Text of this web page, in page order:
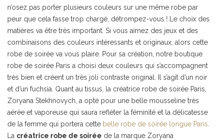
n’osez pas porter plusieurs couleurs sur une même robe par
peur que cela fasse trop chargé, détrompez-vous ! Le choix des
matières va être très important. Si vous aimez des jeux et des
combinaisons des couleurs intéressants et originaux, alors cette
robe de soirée va vous plaire. Pour sa création, notre boutique
robe de soirée Paris a choisi deux couleurs qui s’accompagnent
très bien et créent un très joli contraste original. Il s’agit d’un noir
et d’un fuchsia. Quant au tissus, la créatrice robe de soirée Paris,
Zoryana Stekhnovych, a opté pour une belle mousseline très
aérée et vaporeuse qui saura refléter la féminité et la délicatesse
de la femme qui portera cette belle robe de soirée longue Paris
La créatrice robe de soirée de la marque Zoryana